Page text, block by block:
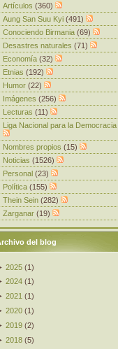
Artículos (360)
Aung San Suu Kyi (491)
Conociendo Birmania (69)
Desastres naturales (71)
Economía (32)
Etnias (192)
Humor (22)
Imágenes (256)
Lecturas (11)
Liga Nacional para la Democracia
Nombres propios (15)
Noticias (1526)
Personal (23)
Política (155)
Thein Sein (282)
Zarganar (19)
del blog
2025 (1)
2024 (1 )
2021 (1)
2020 (1)
2019 (2)
2018 (5)